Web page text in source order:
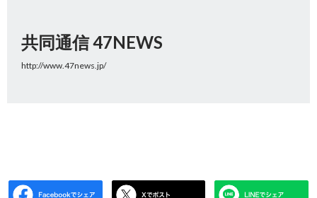
共同通信 47NEWS
http://www.47news.jp/